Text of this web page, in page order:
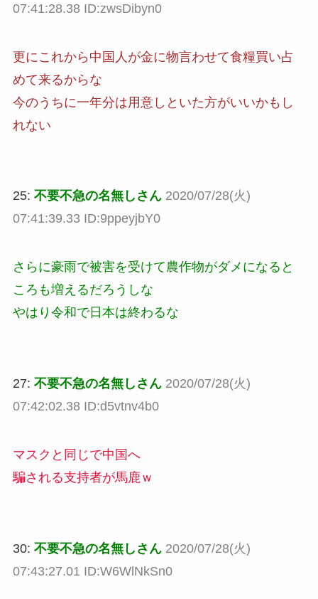
07:41:28.38 ID:zwsDibyn0
更にこれから中国人が金に物言わせて食糧買い占
めて来るからな
今のうちに一年分は用意しといた方がいいかもし
れない
25: 不要不急の名無しさん 2020/07/28(火)
07:41:39.33 ID:9ppeyjbY0
さらに豪雨で被害を受けて農作物がダメになると
ころも増えるだろうしな
やはり令和で日本は終わるな
27: 不要不急の名無しさん 2020/07/28(火)
07:42:02.38 ID:d5vtnv4b0
マスクと同じで中国へ
騙される支持者が馬鹿ｗ
30: 不要不急の名無しさん 2020/07/28(火)
07:43:27.01 ID:W6WlNkSn0